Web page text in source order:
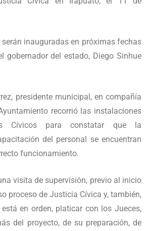
inauguradas en próximas fechas
gobernador del estado, Diego Sinhue
presidente municipal, en compañía
recorrió las instalaciones
Cívicos para constatar que la
del personal se encuentran
funcionamiento.
visita de supervisión, previo al inicio
proceso de Justicia Cívica y, también,
en orden, platicar con los Jueces,
del proyecto, de su preparación, de